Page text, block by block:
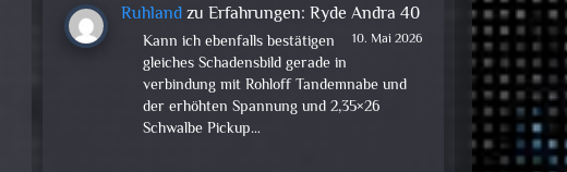
RuhlandzuErfahrungen: Ryde Andra 40
10. Mai 2026
Kann ich ebenfalls bestätigen
gleiches Schadensbild gerade in
verbindung mit Rohloff Tandemnabe und
der erhöhten Spannung und 2,35×26
Schwalbe Pickup…